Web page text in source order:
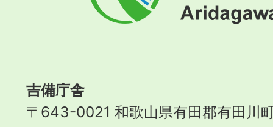
町
吉備庁舎
〒643-0021 和歌山県有田郡有田川